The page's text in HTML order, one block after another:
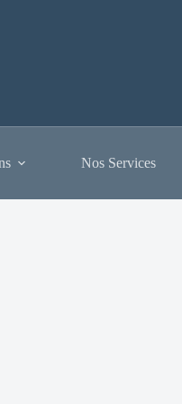
Nos Services